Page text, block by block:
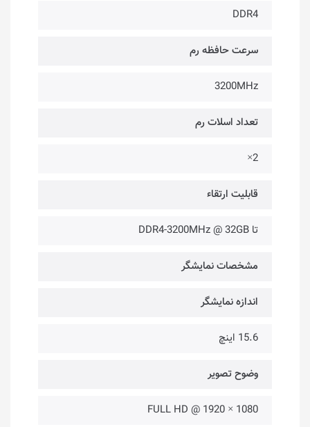
DDR4
سرعت حافظه رم
3200MHz
تعداد اسلات رم
2×
قابلیت ارتقاء
تا DDR4-3200MHz @ 32GB
مشخصات نمایشگر
اندازه نمایشگر
15.6 اینچ
وضوح تصویر
1080 × 1920 @ FULL HD